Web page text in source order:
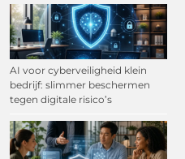
AI voor cyberveiligheid klein
bedrijf: slimmer beschermen
tegen digitale risico’s